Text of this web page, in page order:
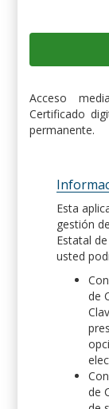
Acceso
Certificado
permanente.
Esta
gestión
Estatal
usted
de
de